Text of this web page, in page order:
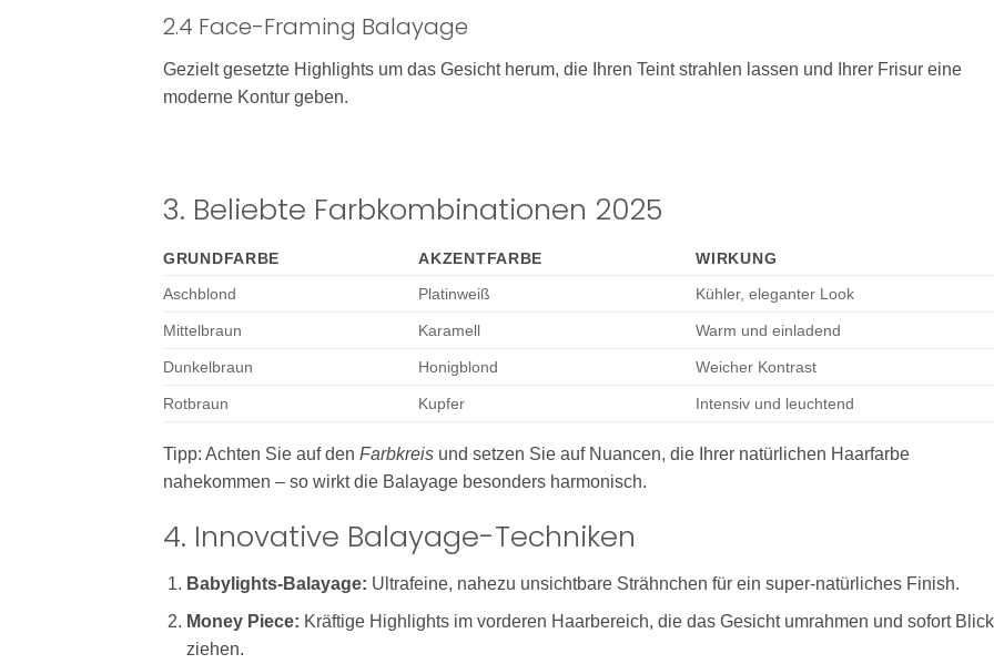
2.4 Face-Framing Balayage
Gezielt gesetzte Highlights um das Gesicht herum, die Ihren Teint strahlen lassen und Ihrer Frisur eine
moderne Kontur geben.
3. Beliebte Farbkombinationen 2025
GRUNDFARBE AKZENTFARBE
WIRKUNG
Aschblond
Platinweiß Kühler, eleganter Look
Mittelbraun Karamell Warm und einladend
Dunkelbraun Honigblond Weicher Kontrast
Rotbraun Kupfer Intensiv und leuchtend
Tipp: Achten Sie auf den Farbkreis und setzen Sie auf Nuancen, die Ihrer natürlichen Haarfarbe
nahekommen – so wirkt die Balayage besonders harmonisch.
4. Innovative Balayage-Techniken
Babylights-Balayage: Ultrafeine, nahezu unsichtbare Strähnchen für ein super-natürliches Finish.
Money Piece: Kräftige Highlights im vorderen Haarbereich, die das Gesicht umrahmen und sofort
ziehen.